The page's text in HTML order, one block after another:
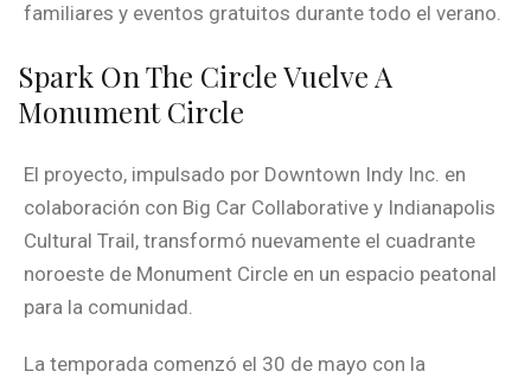
familiares y eventos gratuitos durante todo el verano.
Spark On The Circle Vuelve A
Monument Circle
El proyecto, impulsado por Downtown Indy Inc. en
colaboración con Big Car Collaborative y Indianapolis
Cultural Trail, transformó nuevamente el cuadrante
noroeste de Monument Circle en un espacio peatonal
para la comunidad.
La temporada comenzó el 30 de mayo con la